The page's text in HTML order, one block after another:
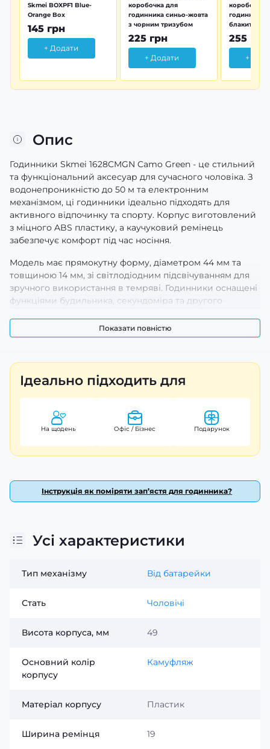
Skmei BOXPF1 Blue-
Orange Box
145 грн
+ Додати
коробочка для
годинника синьо-жовта
з чорним тризубом
225 грн
+ Додати
коробочка
годинника
блакитна
255 грн
+
Опис
Годинники Skmei 1628CMGN Camo Green - це стильний
та функціональний аксесуар для сучасного чоловіка. З
водонепроникністю до 50 м та електронним
механізмом, ці годинники ідеально підходять для
активного відпочинку та спорту. Корпус виготовлений
з міцного ABS пластику, а каучуковий ремінець
забезпечує комфорт під час носіння.
Модель має прямокутну форму, діаметром 44 мм та
товщиною 14 мм, зі світлодіодним підсвічуванням для
зручного використання в темряві. Годинники оснащені
функціями будильника, секундоміра та другого
Камуфляжний дизайн в поєднанні зі спортивним і
армейським стилем робить їх універсальними для
Годинники мають 12-місячну гарантію, а їх вага складає
лише 42 г. Обрана модель є ідеальним вибором для
любителів активного способу життя, що цінують
надійність та стиль.
Показати повністю
Ідеально підходить для
На щодень Офіс / Бізнес Подарунок
Інструкція як поміряти зап’ястя для годинника?
Усі характеристики
Тип механізму Від батарейки
Стать Чоловічі
Висота корпуса, мм 49
Основний колір
корпусу
Камуфляж
Матеріал корпусу Пластик
Ширина ремінця 19